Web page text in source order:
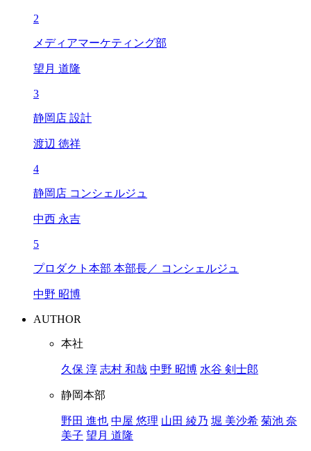
2
メディアマーケティング部
望月 道隆
3
静岡店 設計
渡辺 徳祥
4
静岡店 コンシェルジュ
中西 永吉
5
プロダクト本部 本部長／ コンシェルジュ
中野 昭博
AUTHOR
本社
久保 淳 志村 和哉 中野 昭博 水谷 剣士郎
静岡本部
野田 進也 中屋 悠理 山田 綾乃 堀 美沙希 菊池 奈
美子 望月 道隆